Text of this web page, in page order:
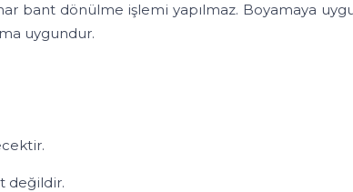
bant dönülme işlemi yapılmaz. Boyamaya
uygundur.